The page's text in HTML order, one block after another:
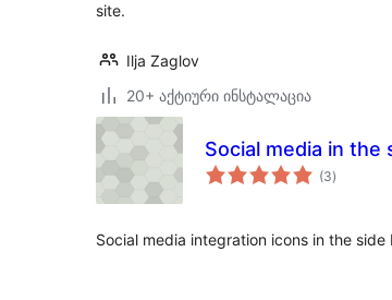
site.
Ilja Zaglov
20+ აქტიური ინსტალაცია
Social media in the
(3საერთო
რეიტინგი
)
Social media integration icons in the side